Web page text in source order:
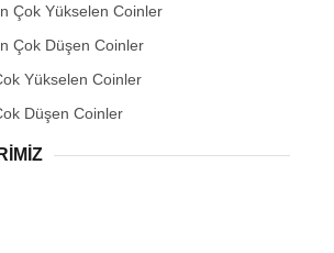
Çok Yükselen Coinler
Çok Düşen Coinler
Yükselen Coinler
Düşen Coinler